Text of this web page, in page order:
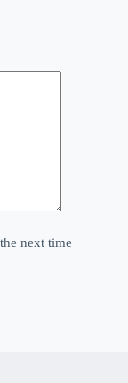
next time